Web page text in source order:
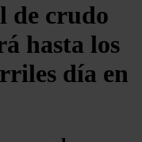
de crudo
hasta los
día en